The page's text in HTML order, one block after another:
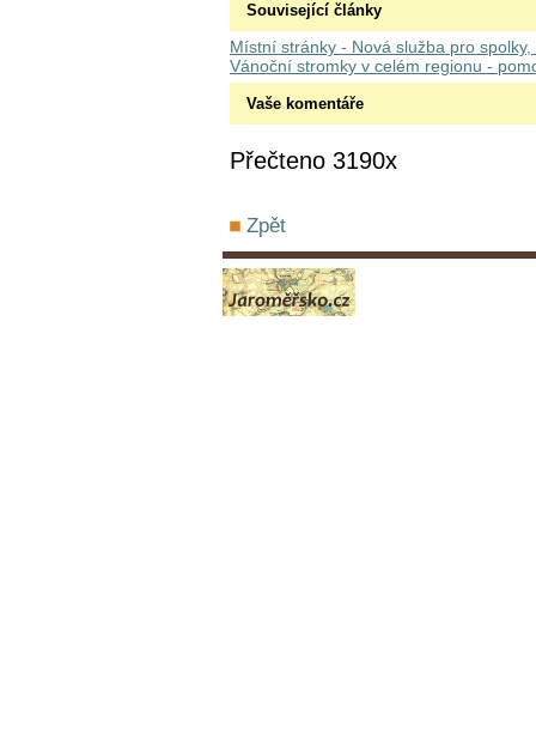
Související články
Místní stránky - Nová služba pro
Vánoční stromky v celém regionu -
Vaše komentáře
Přečteno 3190x
Zpět